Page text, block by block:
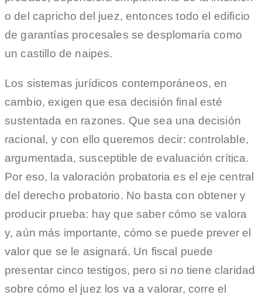
o del capricho del juez, entonces todo el edificio
de garantías procesales se desplomaría como
un castillo de naipes.
Los sistemas jurídicos contemporáneos, en
cambio, exigen que esa decisión final esté
sustentada en razones. Que sea una decisión
racional, y con ello queremos decir: controlable,
argumentada, susceptible de evaluación crítica.
Por eso, la valoración probatoria es el eje central
del derecho probatorio. No basta con obtener y
producir prueba: hay que saber cómo se valora
y, aún más importante, cómo se puede prever el
valor que se le asignará. Un fiscal puede
presentar cinco testigos, pero si no tiene claridad
sobre cómo el juez los va a valorar, corre el